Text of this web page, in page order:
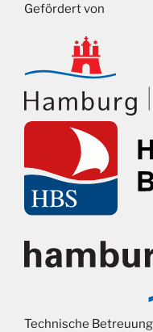
Gefördert von
Technische